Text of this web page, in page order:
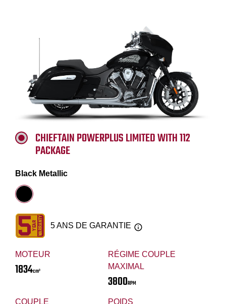
MOTEUR
1834cm³
RÉGIME COUPLE
MAXIMAL
3800RPM
COUPLE POIDS
CHIEFTAIN POWERPLUS LIMITED WITH 112
PACKAGE
Black Metallic
5 ANS DE GARANTIE